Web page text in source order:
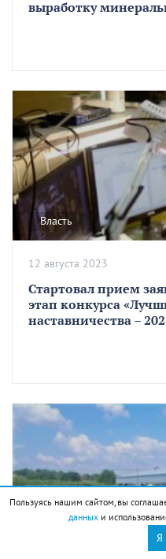
выработку
Власть
Стартовал прием
этап конкурса
наставничества –
12 августа 2023
Пользуясь нашим сайтом, вы
данныхи
Я